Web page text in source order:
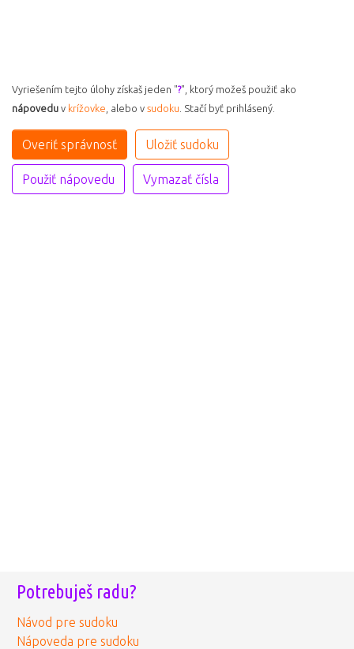
Vyriešením tejto úlohy získaš jeden "?", ktorý možeš použiť ako
nápovedu v krížovke , alebo v sudoku . Stačí byť prihlásený.
Potrebuješ radu?
Návod pre sudoku
Nápoveda pre sudoku